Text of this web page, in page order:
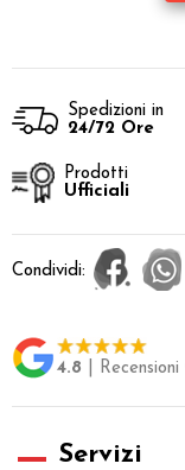
Spedizioni in
24/72 Ore
Prodotti
Ufficiali
Condividi:
4.8 |
Servizi